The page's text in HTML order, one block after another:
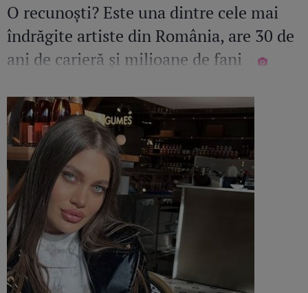
O recunoști? Este una dintre cele mai
îndrăgite artiste din România, are 30 de
ani de carieră și milioane de fani